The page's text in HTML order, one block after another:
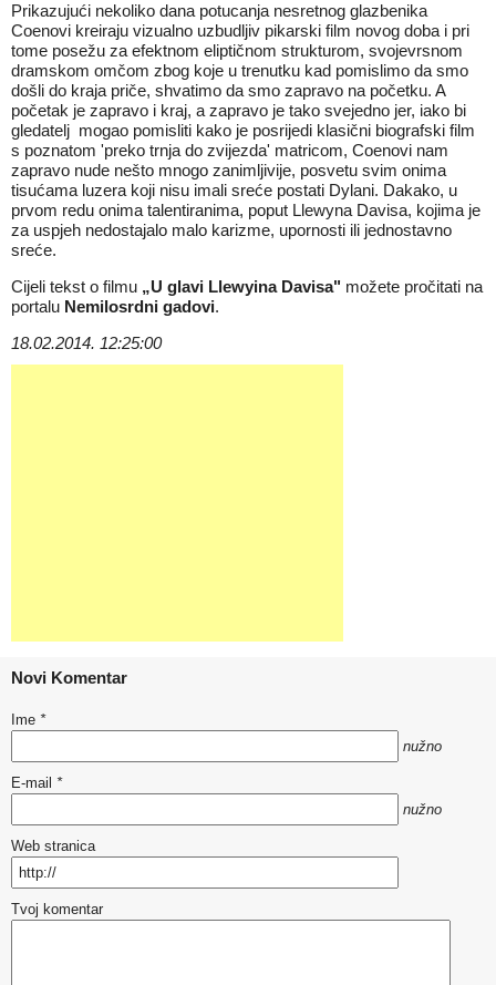
Prikazujući nekoliko dana potucanja nesretnog glazbenika
Coenovi kreiraju vizualno uzbudljiv pikarski film novog doba i pri
tome posežu za efektnom eliptičnom strukturom, svojevrsnom
dramskom omčom zbog koje u trenutku kad pomislimo da smo
došli do kraja priče, shvatimo da smo zapravo na početku. A
početak je zapravo i kraj, a zapravo je tako svejedno jer, iako bi
gledatelj mogao pomisliti kako je posrijedi klasični biografski film
s poznatom 'preko trnja do zvijezda' matricom, Coenovi nam
zapravo nude nešto mnogo zanimljivije, posvetu svim onima
tisućama luzera koji nisu imali sreće postati Dylani. Dakako, u
prvom redu onima talentiranima, poput Llewyna Davisa, kojima je
za uspjeh nedostajalo malo karizme, upornosti ili jednostavno
sreće.
Cijeli tekst o filmu „U glavi Llewyina Davisa" možete pročitati na
portalu Nemilosrdni gadovi.
18.02.2014. 12:25:00
Novi Komentar
Ime *
nužno
E-mail *
nužno
Web stranica
Tvoj komentar